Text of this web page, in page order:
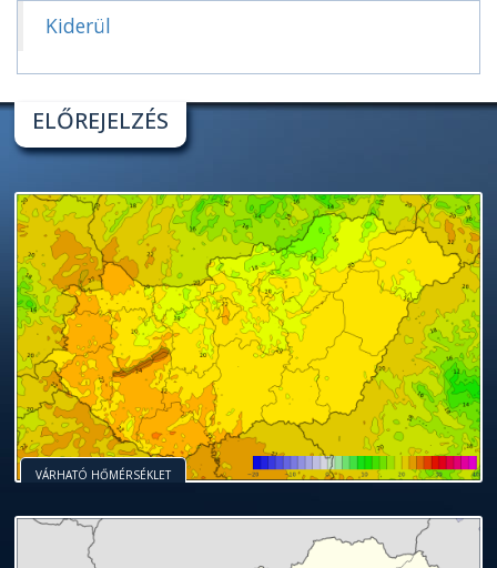
Kiderül
ELŐREJELZÉS
VÁRHATÓ HŐMÉRSÉKLET